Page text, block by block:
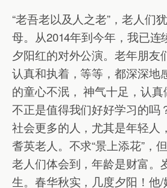
“老吾老以及人之老”，老人们
母。从2014年到今年，我已连
夕阳红的对外公演。老年朋友
认真和执着，等等，都深深地
的童心不泯， 神气十足，认真
不正是值得我们好好学习的吗
社会更多的人，尤其是年轻人
耆英老人。不求“景上添花”，
老人们体会到，年龄是财富。
生。春华秋实，几度夕阳！他